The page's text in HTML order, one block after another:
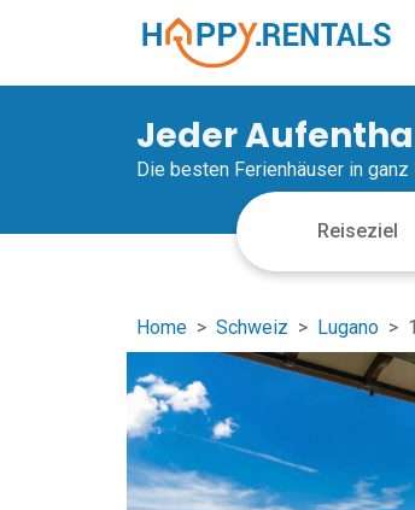
Jeder
Die besten Ferienhäuser in ganz
Home Schweiz Lugano